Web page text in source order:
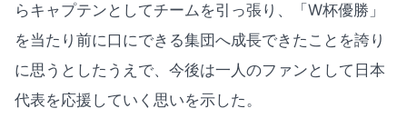
らキャプテンとしてチームを引っ張り、「W杯優勝」
を当たり前に口にできる集団へ成長できたことを誇り
に思うとしたうえで、今後は一人のファンとして日本
代表を応援していく思いを示した。